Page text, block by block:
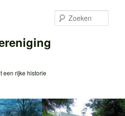
een rijke historie